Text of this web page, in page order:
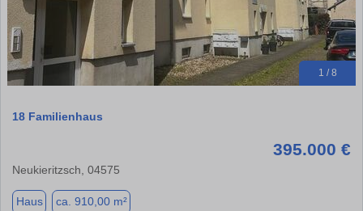
1 / 8
18 Familienhaus
395.000 €
Neukieritzsch, 04575
Haus ca. 910,00 m²